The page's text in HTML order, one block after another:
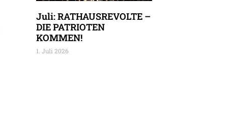
Juli: RATHAUSREVOLTE –
DIE PATRIOTEN
KOMMEN!
1. Juli 2026